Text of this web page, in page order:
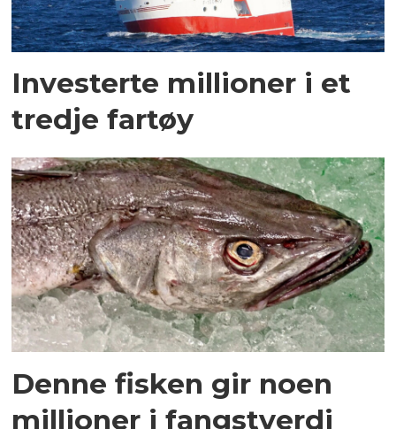
Investerte millioner i et
tredje fartøy
Denne fisken gir noen
millioner i fangstverdi